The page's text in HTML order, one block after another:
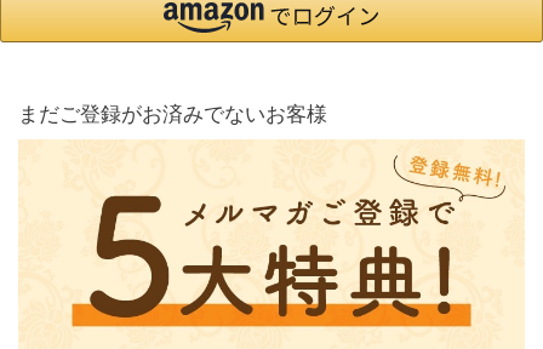
まだご登録がお済みでないお客様